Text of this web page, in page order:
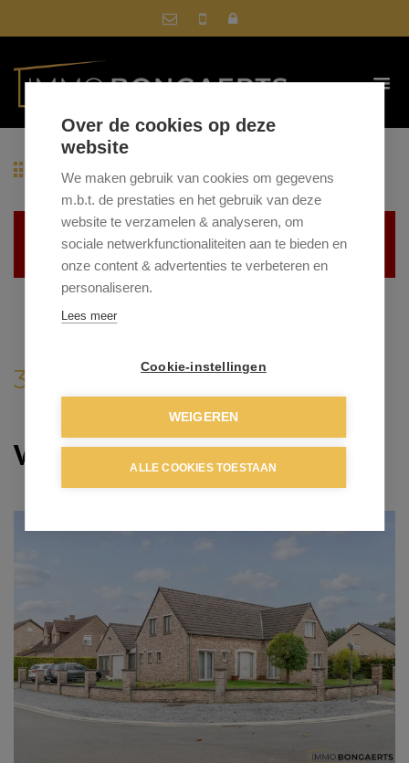
Terug naar overzicht
Helaas, dit pand is verkocht
3590 DIEPENBEEK
Verkocht
Over de cookies op deze
website
We maken gebruik van cookies om gegevens
m.b.t. de prestaties en het gebruik van deze
website te verzamelen & analyseren, om
sociale netwerkfunctionaliteiten aan te bieden en
onze content & advertenties te verbeteren en
personaliseren.
Lees meer
Cookie-instellingen
WEIGEREN
ALLE COOKIES TOESTAAN